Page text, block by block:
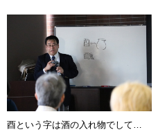
酉という字は酒の入れ物でして…